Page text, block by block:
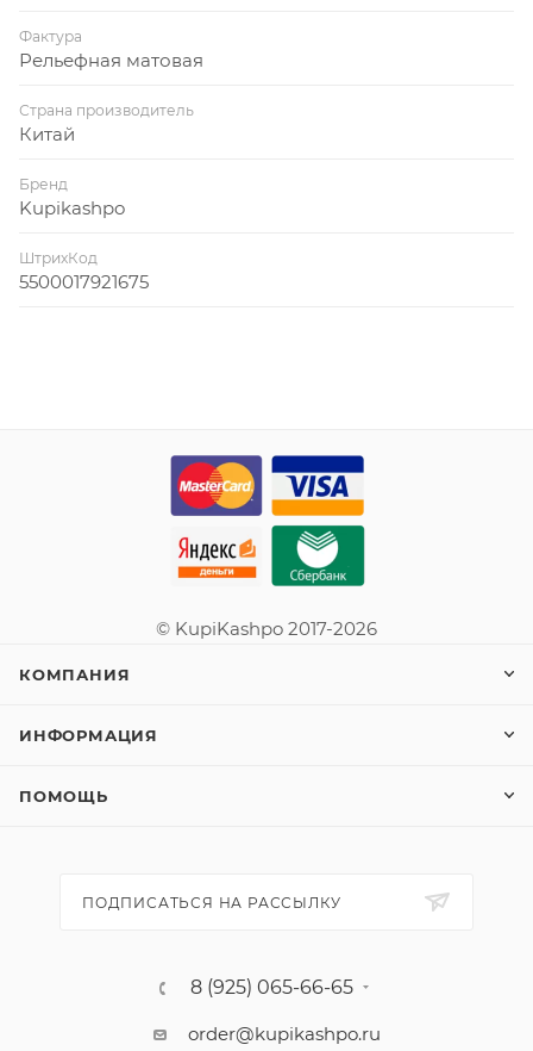
Фактура
Рельефная матовая
Страна производитель
Китай
Бренд
Kupikashpo
ШтрихКод
5500017921675
© KupiKashpo 2017-2026
КОМПАНИЯ
ИНФОРМАЦИЯ
ПОМОЩЬ
ПОДПИСАТЬСЯ НА РАССЫЛКУ
8 (925) 065-66-65
order@kupikashpo.ru